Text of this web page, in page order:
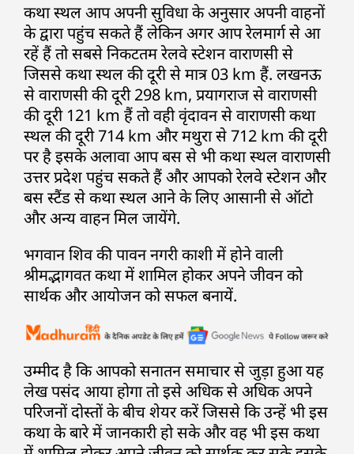
कथा स्थल आप अपनी सुविधा के अनुसार अपनी वाहनों
के द्वारा पहुंच सकते हैं लेकिन अगर आप रेलमार्ग से आ
रहें हैं तो सबसे निकटतम रेलवे स्टेशन वाराणसी से
जिससे कथा स्थल की दूरी से मात्र 03 km हैं. लखनऊ
से वाराणसी की दूरी 298 km, प्रयागराज से वाराणसी
की दूरी 121 km हैं तो वही वृंदावन से वाराणसी कथा
स्थल की दूरी 714 km और मथुरा से 712 km की दूरी
पर है इसके अलावा आप बस से भी कथा स्थल वाराणसी
उत्तर प्रदेश पहुंच सकते हैं और आपको रेलवे स्टेशन और
बस स्टैंड से कथा स्थल आने के लिए आसानी से ऑटो
और अन्य वाहन मिल जायेंगे.
भगवान शिव की पावन नगरी काशी में होने वाली
श्रीमद्भागवत कथा में शामिल होकर अपने जीवन को
सार्थक और आयोजन को सफल बनायें.
उम्मीद है कि आपको सनातन समाचार से जुड़ा हुआ यह
लेख पसंद आया होगा तो इसे अधिक से अधिक अपने
परिजनों दोस्तों के बीच शेयर करें जिससे कि उन्हें भी इस
कथा के बारे में जानकारी हो सके और वह भी इस कथा